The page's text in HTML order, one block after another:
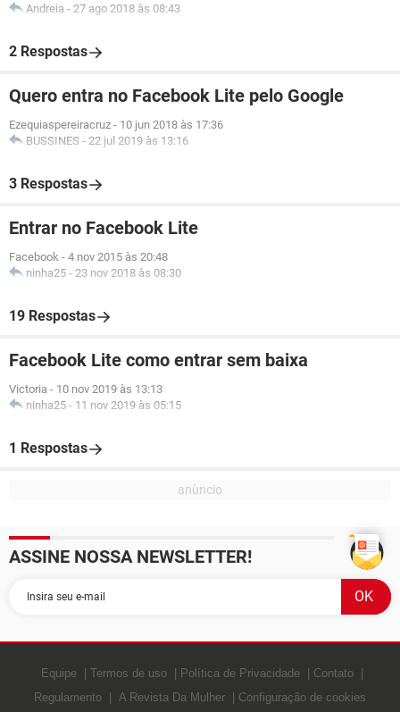
Andreia - 27 ago 2018 às 08:43
2 Respostas
Quero entra no Facebook Lite pelo Google
Ezequiaspereiracruz - 10 jun 2018 às 17:36
BUSSINES - 22 jul 2019 às 13:16
3 Respostas
Entrar no Facebook Lite
Facebook - 4 nov 2015 às 20:48
ninha25 - 23 nov 2018 às 08:30
19 Respostas
Facebook Lite como entrar sem baixa
Victoria - 10 nov 2019 às 13:13
ninha25 - 11 nov 2019 às 05:15
1 Respostas
ASSINE NOSSA NEWSLETTER!
Equipe Termos de uso Política de Privacidade
Contato
Regulamento
A Revista Da Mulher Configuração de cookies